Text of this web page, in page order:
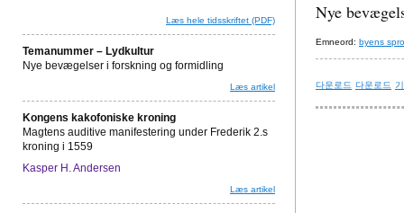
Læs hele tidsskriftet (PDF)
Temanummer – Lydkultur
Nye bevægelser i forskning og formidling
Læs artikel
Kongens kakofoniske kroning
Magtens auditive manifestering under Frederik 2.s
kroning i 1559
Kasper H. Andersen
Læs artikel
Nye
Emneord: byens
다운로드 다운로드